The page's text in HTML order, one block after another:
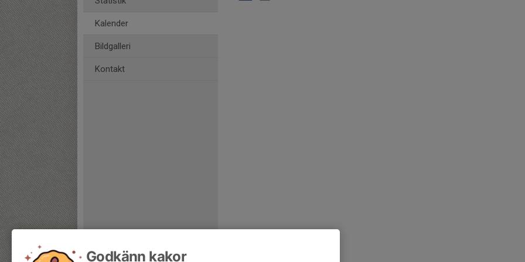
Kalender
Bildgalleri
Kontakt
Godkänn kakor